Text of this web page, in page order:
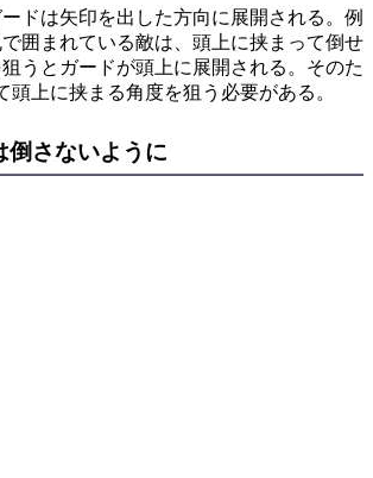
ドは矢印を出した方向に展開される。例
囲まれている敵は、頭上に挟まって倒せ
うとガードが頭上に展開される。そのた
頭上に挟まる角度を狙う必要がある。
倒さないように